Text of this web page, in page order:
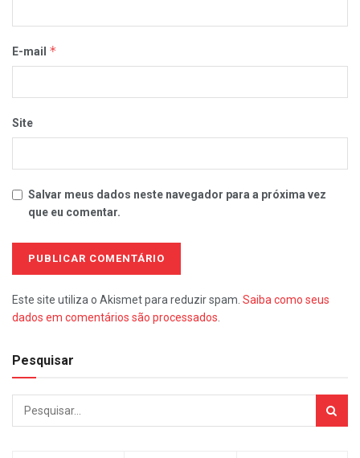
E-mail *
Site
Salvar meus dados neste navegador para a próxima vez
que eu comentar.
Este site utiliza o Akismet para reduzir spam. Saiba como seus
dados em comentários são processados
Pesquisar